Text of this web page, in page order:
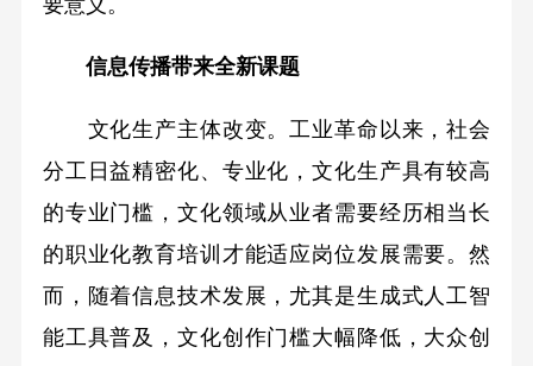
信息传播带来全新课题
文化生产主体改变。工业革命以来，社会
分工日益精密化、专业化，文化生产具有较高
的专业门槛，文化领域从业者需要经历相当长
的职业化教育培训才能适应岗位发展需要。然
而，随着信息技术发展，尤其是生成式人工智
能工具普及，文化创作门槛大幅降低，大众创